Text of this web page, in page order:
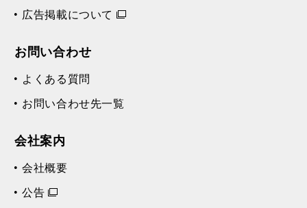
広告掲載について
お問い合わせ
よくある質問
お問い合わせ先一覧
会社案内
会社概要
公告